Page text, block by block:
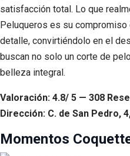
satisfacción total. Lo que
Peluqueros es su compromiso
detalle, convirtiéndolo en el
buscan no solo un corte de
belleza integral.
Valoración: 4.8/ 5 — 308
Dirección: C. de San Pedro,
Momentos